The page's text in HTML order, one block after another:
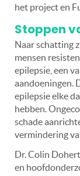
het project en
Stoppen
Naar schatting
mensen
epilepsie, een
aandoeningen.
epilepsie elke
hebben.
schade
vermindering
Dr. Colin
en